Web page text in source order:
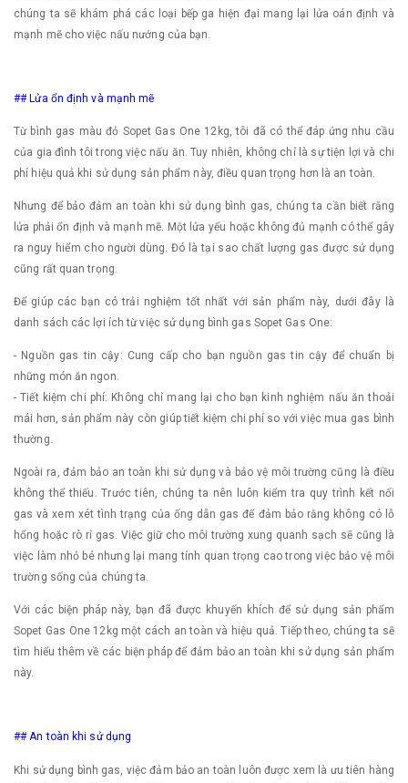
chúng ta sẽ khám phá các loại bếp ga hiện đại mang lại lửa oán định và
mạnh mẽ cho việc nấu nướng của bạn.
## Lửa ổn định và mạnh mẽ
Từ bình gas màu đỏ Sopet Gas One 12kg, tôi đã có thể đáp ứng nhu cầu
của gia đình tôi trong việc nấu ăn. Tuy nhiên, không chỉ là sự tiện lợi và chi
phí hiệu quả khi sử dụng sản phẩm này, điều quan trọng hơn là an toàn.
Nhưng để bảo đảm an toàn khi sử dụng bình gas, chúng ta cần biết rằng
lửa phải ổn định và mạnh mẽ. Một lửa yếu hoặc không đủ mạnh có thể gây
ra nguy hiểm cho người dùng. Đó là tại sao chất lượng gas được sử dụng
cũng rất quan trọng.
Để giúp các bạn có trải nghiệm tốt nhất với sản phẩm này, dưới đây là
danh sách các lợi ích từ việc sử dụng bình gas Sopet Gas One:
- Nguồn gas tin cậy: Cung cấp cho bạn nguồn gas tin cậy để chuẩn bị
những món ăn ngon.
- Tiết kiệm chi phí: Không chỉ mang lại cho bạn kinh nghiệm nấu ăn thoải
mái hơn, sản phẩm này còn giúp tiết kiệm chi phí so với việc mua gas bình
thường.
Ngoài ra, đảm bảo an toàn khi sử dụng và bảo vệ môi trường cũng là điều
không thể thiếu. Trước tiên, chúng ta nên luôn kiểm tra quy trình kết nối
gas và xem xét tình trạng của ống dẫn gas để đảm bảo rằng không có lỗ
hổng hoặc rò rỉ gas. Việc giữ cho môi trường xung quanh sạch sẽ cũng là
việc làm nhỏ bé nhưng lại mang tính quan trọng cao trong việc bảo vệ môi
trường sống của chúng ta.
Với các biện pháp này, bạn đã được khuyến khích để sử dụng sản phẩm
Sopet Gas One 12kg một cách an toàn và hiệu quả. Tiếp theo, chúng ta sẽ
tìm hiểu thêm về các biện pháp để đảm bảo an toàn khi sử dụng sản phẩm
này.
## An toàn khi sử dụng
Khi sử dụng bình gas, việc đảm bảo an toàn luôn được xem là ưu tiên hàng